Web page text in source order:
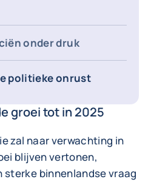
onder druk
politieke onrust
groei tot in 2025
zal naar verwachting in
blijven vertonen,
sterke binnenlandse vraag